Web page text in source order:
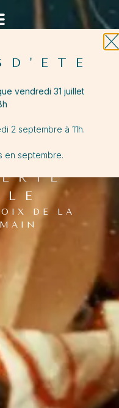
DE LA
vendredi 31 juillet
2 septembre à 11h.
en septembre.